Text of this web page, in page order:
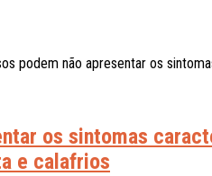
podem não apresentar os
os sintomas
e calafrios